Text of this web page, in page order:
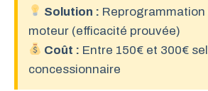
Solution :
moteur (efficacité prouvée)
Coût : Entre 150€ et 300€
concessionnaire